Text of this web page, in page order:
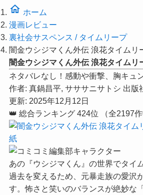
home ホーム
漫画レビュー
裏社会サスペンス / タイムリープ
闇金ウシジマくん外伝 浪花タイムリ
闇金ウシジマくん外伝 浪花タイムリ
ネタバレなし！感動や衝撃、胸キュ
作者: 真鍋昌平, サササニサトシ 出版
更新: 2025年12月12日
👑 総合ランキング 424位 （全2197作
あの『ウシジマくん』の世界でタイ
過去を変えるため、元暴走族の愛沢
す。怖さと笑いのバランスが絶妙な